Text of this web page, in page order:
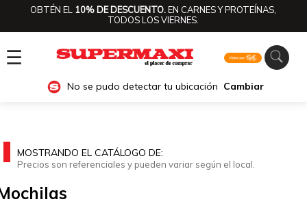
OBTÉN EL 10% DE DESCUENTO.EN CARNES Y PROTEÍNAS,
TODOS LOS VIERNES.
☰
No se pudo detectar tu ubicación Cambiar
MOSTRANDO EL CATÁLOGO DE:
Precios son referenciales y pueden variar según el local.